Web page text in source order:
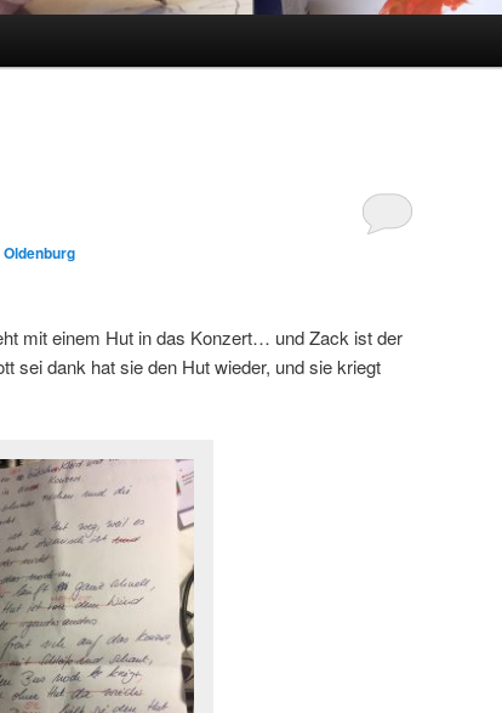
mit einem Hut in das Konzert… und Zack ist der
sei dank hat sie den Hut wieder, und sie kriegt